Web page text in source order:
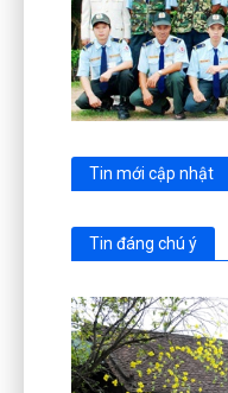
Tin mới cập nhật
Tin đáng chú ý